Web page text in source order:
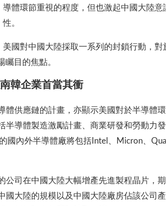
導體環節重視的程度，但也激起中國大陸
性。
美國對中國大陸採取一系列的封鎖行動，
目的焦點。
韓企業首當其衝
體供應鏈的計畫，亦顯示美國對於半導體
導體製造激勵計畫、商業研發和勞動力
內外半導體廠將包括Intel、Micron、
司在中國大陸大幅增產先進製程晶片，
大陸的規模以及中國大陸廠房佔該公司